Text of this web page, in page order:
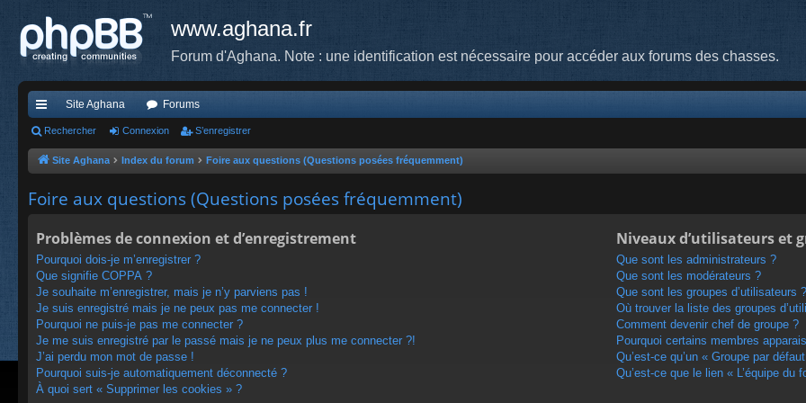
www.aghana.fr
Forum d'Aghana. Note : une identification est nécessaire pour accéder aux forums des chasses.
cc
ès
de
Site Aghana Forums
Rechercher Connexion S’enregistrer
Site Aghana Index du forum Foire aux questions (Questions posées fréquemment)
Foire aux questions (Questions posées fréquemment)
Problèmes de connexion et d’enregistrement
Pourquoi dois-je m’enregistrer ?
Que signifie COPPA ?
Je souhaite m’enregistrer, mais je n’y parviens pas !
Je suis enregistré mais je ne peux pas me connecter !
Pourquoi ne puis-je pas me connecter ?
Je me suis enregistré par le passé mais je ne peux plus me connecter ?!
J’ai perdu mon mot de passe !
Pourquoi suis-je automatiquement déconnecté ?
À quoi sert « Supprimer les cookies » ?
Niveaux d’utilisateurs et
Que sont les administrateurs ?
Que sont les modérateurs ?
Que sont les groupes d’utilisateurs ?
Où trouver la liste des groupes
Comment devenir chef de groupe ?
Pourquoi certains membres
Qu’est-ce qu’un « Groupe par
Qu’est-ce que le lien « L’équipe du